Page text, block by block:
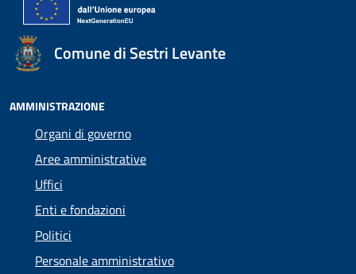
Comune di Sestri Levante
AMMINISTRAZIONE
Organi di governo
Aree amministrative
Uffici
Enti e fondazioni
Politici
Personale amministrativo